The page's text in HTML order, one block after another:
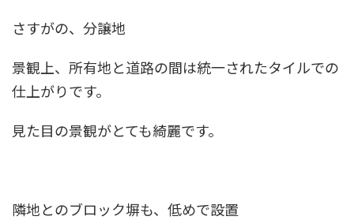
さすがの、分譲地
景観上、所有地と道路の間は統一されたタイルでの
仕上がりです。
見た目の景観がとても綺麗です。
隣地とのブロック塀も、低めで設置